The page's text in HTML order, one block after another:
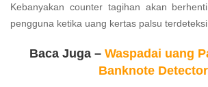
Kebanyakan counter tagihan akan
pengguna ketika uang kertas palsu terdeteksi.
Baca Juga – Waspadai uang
Banknote Detector